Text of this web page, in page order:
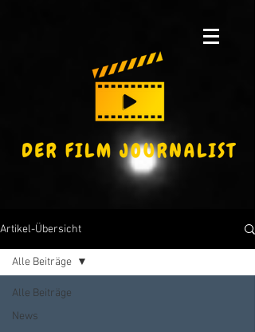
Artikel-Übersicht
Alle Beiträge
News
Alle Beiträge